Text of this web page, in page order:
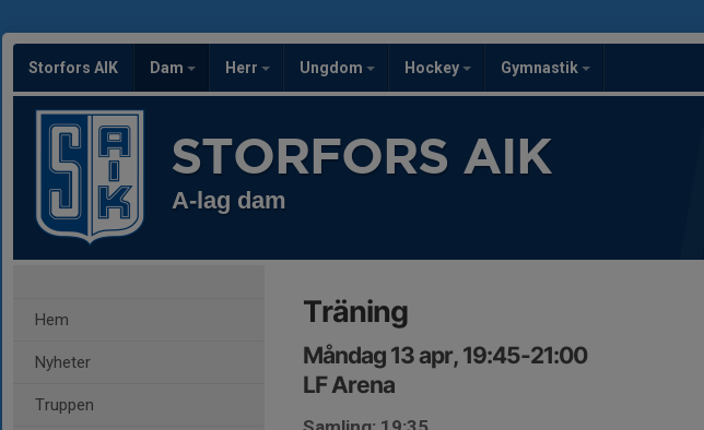
Storfors AIK Dam Herr Ungdom Hockey Gymnastik
STORFORS AIK
A-lag dam
Hem
Nyheter
Truppen
Träning
Måndag 13 apr, 19:45-21:00
LF Arena